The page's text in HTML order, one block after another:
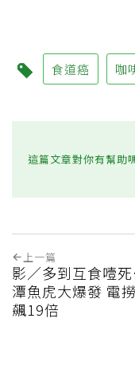
食道癌 咖
這篇文章對你有幫助
上一篇
影／多到互食噎
潭魚虎大爆發 電
飆19倍